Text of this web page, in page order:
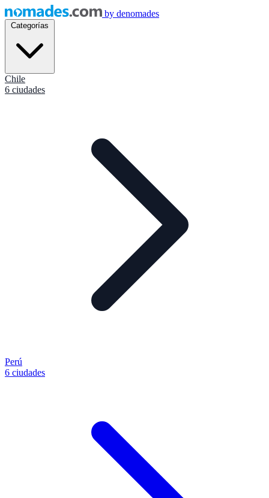
by denomades
Chile
6 ciudades
Perú
6 ciudades